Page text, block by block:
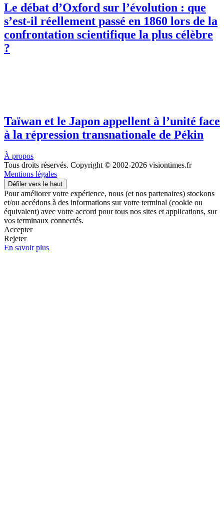
Le débat d’Oxford sur l’évolution : que
s’est-il réellement passé en 1860 lors de la
confrontation scientifique la plus célèbre
?
Taïwan et le Japon appellent à l’unité face
à la répression transnationale de Pékin
À propos
Tous droits réservés. Copyright © 2002-2026 visiontimes.fr
Mentions légales
Défiler vers le haut
Pour améliorer votre expérience, nous (et nos partenaires) stockons
et/ou accédons à des informations sur votre terminal (cookie ou
équivalent) avec votre accord pour tous nos sites et applications, sur
vos terminaux connectés.
Accepter
Rejeter
En savoir plus